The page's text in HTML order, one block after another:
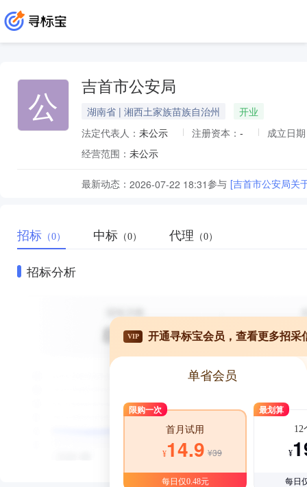
公 吉首市公安局
湖南省 | 湘西土家族苗族自治州
开业
法定代表人： 未公示 注册资本： -
成立日
经营范围： 未公示
最新动态： 2026-07-22 18:31参与 [吉首市公安局关
招标 （0） 中标 （0） 代理 （0）
招标分析
VIP 开通寻标宝会员，查看更多招采
单省会员
限购一次
首月试用
¥14.9 ¥39
每日仅0.48元
最划算
12
¥
每日